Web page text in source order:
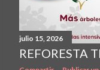
julio 15, 2026
REFORESTA